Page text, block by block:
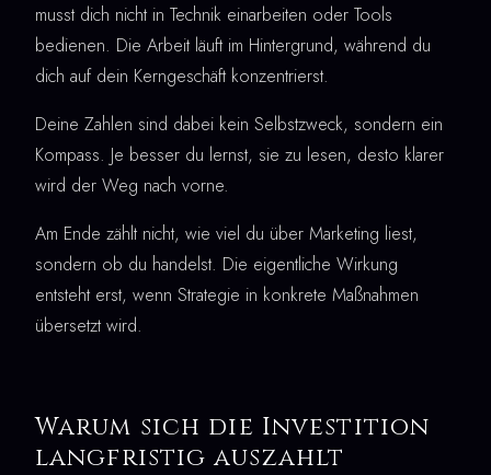
musst dich nicht in Technik einarbeiten oder Tools
bedienen. Die Arbeit läuft im Hintergrund, während du
dich auf dein Kerngeschäft konzentrierst.
Deine Zahlen sind dabei kein Selbstzweck, sondern ein
Kompass. Je besser du lernst, sie zu lesen, desto klarer
wird der Weg nach vorne.
Am Ende zählt nicht, wie viel du über Marketing liest,
sondern ob du handelst. Die eigentliche Wirkung
entsteht erst, wenn Strategie in konkrete Maßnahmen
übersetzt wird.
Warum sich die Investition
langfristig auszahlt